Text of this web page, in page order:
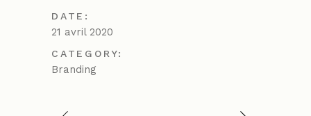
DATE:
21 avril 2020
CATEGORY:
Branding